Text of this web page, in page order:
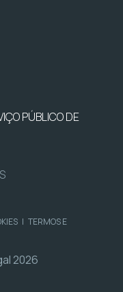
PÚBLICO DE
| TERMOS E
2026